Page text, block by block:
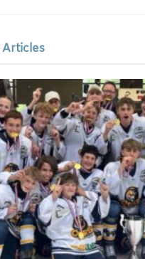
Articles